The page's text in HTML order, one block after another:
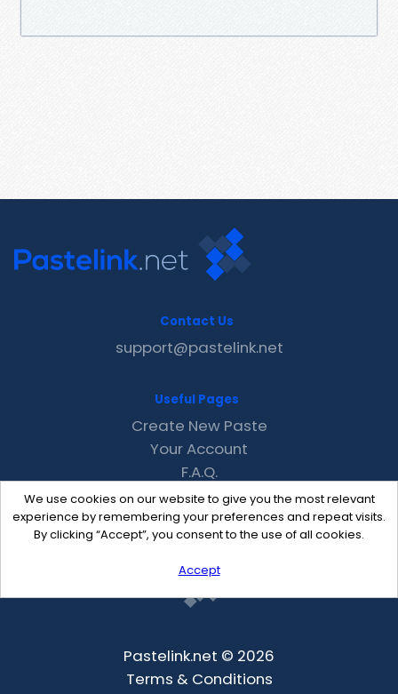
We use cookies on our website to give you the most relevant
experience by remembering your preferences and repeat visits.
By clicking “Accept”, you consent to the use of all cookies.
Accept
Contact Us
support@pastelink.net
Useful Pages
Create New Paste
Your Account
F.A.Q.
Recent
Contact
Pastelink.net © 2026
Terms & Conditions